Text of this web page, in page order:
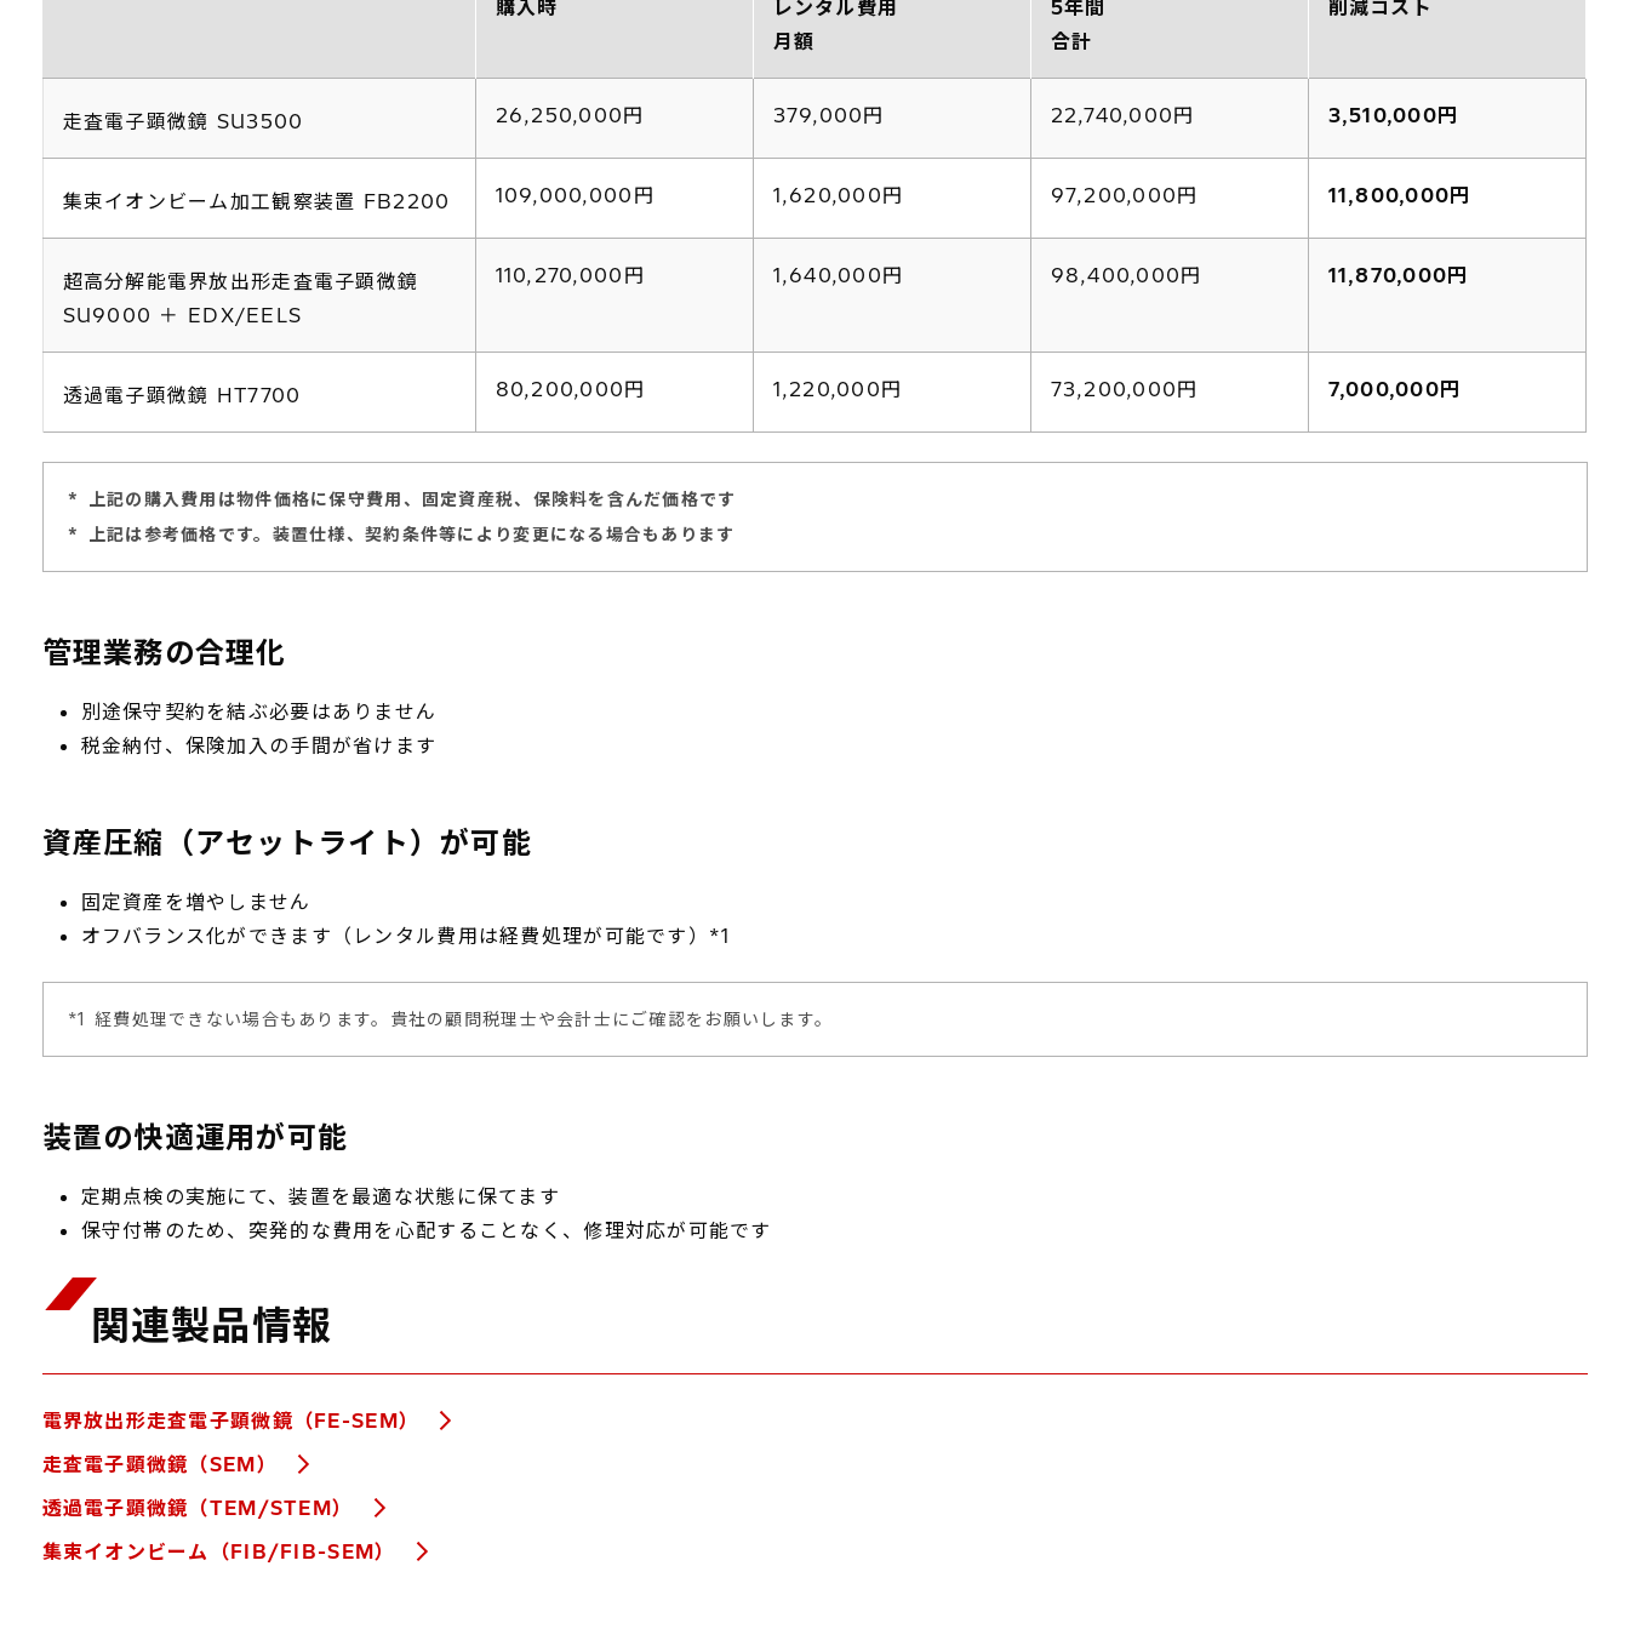
購入時
レンタル費用
月額
5年間
合計
削減コスト
走査電子顕微鏡 SU3500 26,250,000円 379,000円 22,740,000円 3,510,000円
集束イオンビーム加工観察装置 FB2200 109,000,000円 1,620,000円 97,200,000円 11,800,000円
超高分解能電界放出形走査電子顕微鏡
SU9000 ＋ EDX/EELS
110,270,000円 1,640,000円 98,400,000円 11,870,000円
透過電子顕微鏡 HT7700 80,200,000円 1,220,000円 73,200,000円 7,000,000円
*
上記の購入費用は物件価格に保守費用、固定資産税、保険料を含んだ価格です
*
上記は参考価格です。装置仕様、契約条件等により変更になる場合もあります
管理業務の合理化
別途保守契約を結ぶ必要はありません
税金納付、保険加入の手間が省けます
資産圧縮（アセットライト）が可能
固定資産を増やしません
オフバランス化ができます（レンタル費用は経費処理が可能です）*1
*1 経費処理できない場合もあります。貴社の顧問税理士や会計士にご確認をお願いします。
装置の快適運用が可能
定期点検の実施にて、装置を最適な状態に保てます
保守付帯のため、突発的な費用を心配することなく、修理対応が可能です
関連製品情報
電界放出形走査電子顕微鏡（FE-SEM）
走査電子顕微鏡（SEM）
透過電子顕微鏡（TEM/STEM）
集束イオンビーム（FIB/FIB-SEM）